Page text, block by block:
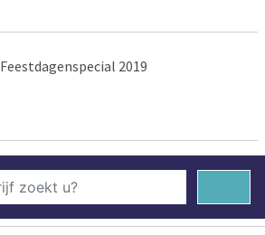
Feestdagenspecial 2019